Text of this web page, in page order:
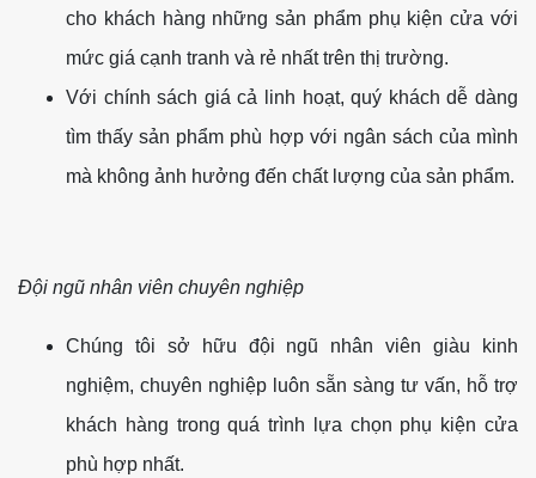
cho khách hàng những sản phẩm phụ kiện cửa với
mức giá cạnh tranh và rẻ nhất trên thị trường.
Với chính sách giá cả linh hoạt, quý khách dễ dàng
tìm thấy sản phẩm phù hợp với ngân sách của mình
mà không ảnh hưởng đến chất lượng của sản phẩm.
Đội ngũ nhân viên chuyên nghiệp
Chúng tôi sở hữu đội ngũ nhân viên giàu kinh
nghiệm, chuyên nghiệp luôn sẵn sàng tư vấn, hỗ trợ
khách hàng trong quá trình lựa chọn phụ kiện cửa
phù hợp nhất.